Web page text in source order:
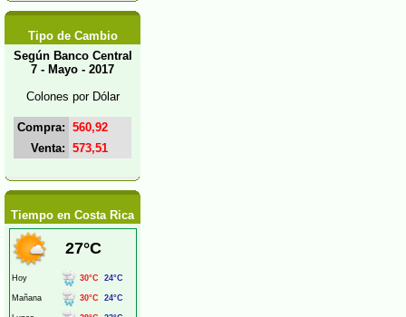
Tipo de Cambio
Según Banco Central
7 - Mayo - 2017
Colones por Dólar
Compra: 560,92
Venta: 573,51
Tiempo en Costa Rica